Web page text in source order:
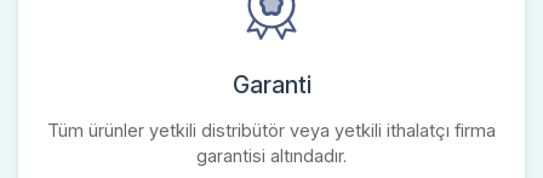
Garanti
Tüm ürünler yetkili distribütör veya yetkili ithalatçı firma
garantisi altındadır.